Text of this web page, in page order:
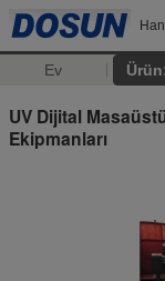
Ev
UV Dijital
Ekipmanları